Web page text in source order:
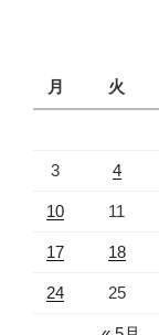
月
火
3 4
10 11
17 18
24 25